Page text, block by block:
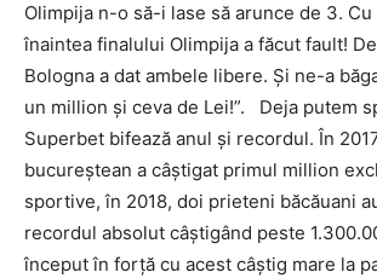
Olimpija n-o să-i lase să arunce de 3.
înaintea finalului Olimpija a făcut fault!
Bologna a dat ambele libere. Şi ne-a
un million şi ceva de Lei!”. Deja putem
Superbet bifează anul şi recordul. În
bucureştean a câştigat primul million
sportive, în 2018, doi prieteni băcăuani
recordul absolut câştigând peste
început în forţă cu acest câştig mare la